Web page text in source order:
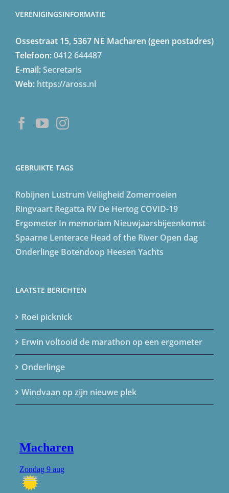
VERENIGINGSINFORMATIE
Ossestraat 15, 5367 NE Macharen (geen postadres)
Telefoon:0412 644487
E-mail:Secretaris
Web: https://aross.nl
GEBRUIKTE TAGS
Robijnen Lustrum Veiligheid Zomerroeien
Ringvaart Regatta RV De Hertog COVID-19
Ergometer In memoriam Nieuwjaarsbijeenkomst
Spaarne Lenterace Head of the River Open dag
Onderlinge Botendoop Heesen Yachts
LAATSTE BERICHTEN
Roei picknick
Erwin voltooid de marathon op een ergometer
Onderlinge
Windvaan op zijn nieuwe plek